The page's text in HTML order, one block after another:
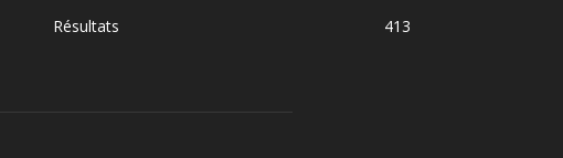
Résultats
413